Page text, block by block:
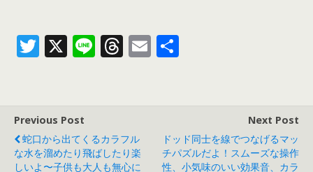
T
er
X Li T
d
s
E
Previous Post
蛇口から出てくるカラフル
な水を溜めたり飛ばしたり楽
しいよ〜子供も大人も無心に
Next Post
ドッド同士を線でつなげるマッ
チパズルだよ！スムーズな操作
性、小気味のいい効果音、カラ